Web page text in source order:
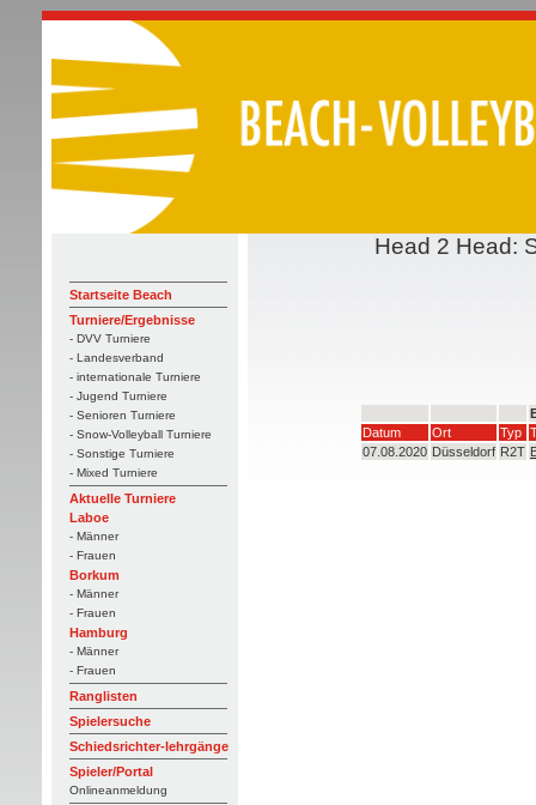
Startseite Beach
Turniere/Ergebnisse
- DVV Turniere
- Landesverband
- internationale Turniere
- Jugend Turniere
- Senioren Turniere
- Snow-Volleyball Turniere
- Sonstige Turniere
- Mixed Turniere
Aktuelle Turniere
Laboe
- Männer
- Frauen
Borkum
- Männer
- Frauen
Hamburg
- Männer
- Frauen
Ranglisten
Spielersuche
Schiedsrichter-lehrgänge
Spieler/Portal
Onlineanmeldung
Head 2 Head:
Datum
Ort Typ
07.08.2020 Düsseldorf R2T